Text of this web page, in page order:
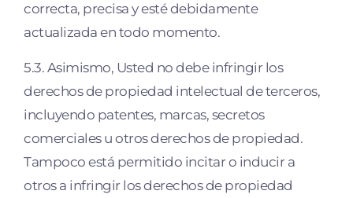
correcta, precisa y esté debidamente
actualizada en todo momento.
5.3. Asimismo, Usted no debe infringir los
derechos de propiedad intelectual de terceros,
incluyendo patentes, marcas, secretos
comerciales u otros derechos de propiedad.
Tampoco está permitido incitar o inducir a
otros a infringir los derechos de propiedad